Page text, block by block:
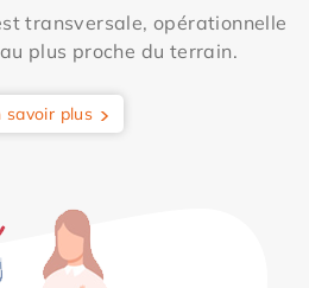
transversale, opérationnelle
plus proche du terrain.
savoir plus